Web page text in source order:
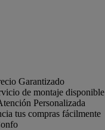
Garantizado
de montaje disponible
Personalizada
tus compras fácilmente